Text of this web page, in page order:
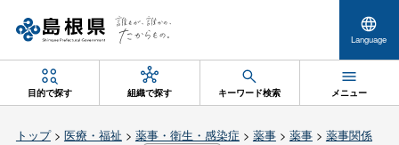
Language
目的で探す 組織で探す キーワード検索 メニュー
トップ> 医療・福祉 > 薬事・衛生・感染症 > 薬事> 薬事> 薬事関係